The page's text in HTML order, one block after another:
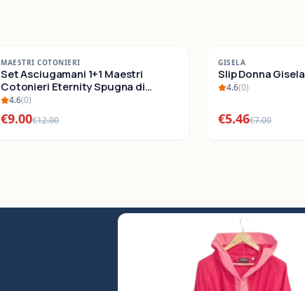
- 25 %
SALDI
MAESTRI COTONIERI
Set Asciugamani 1+1 Maestri
Cotonieri Eternity Spugna di
Cotone
4.6(0)
€9.00€12.00
-22%
SALDI
GISELA
Slip Donna Gisela
4.6(0)
€5.46€7.00